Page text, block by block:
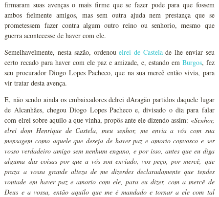
firmaram suas avenças o mais firme que se fazer pode para que fossem
ambos fielmente amigos, mas sem outra ajuda nem prestança que se
prometessem fazer contra algum outro reino ou senhorio, mesmo que
guerra acontecesse de haver com ele.
Semelhavelmente, nesta sazão, ordenouelrei de Castelade lhe enviar seu
certo recado para haver com ele paz e amizade, e, estando em Burgos, fez
seu procurador Diogo Lopes Pacheco, que na sua mercê então vivia, para
vir tratar desta avença.
E, não sendo ainda os embaixadores delrei dAragão partidos daquele lugar
de Alcanhães, chegou Diogo Lopes Pacheco e, divisado o dia para falar
com elrei sobre aquilo a que vinha, propôs ante ele dizendo assim: «Senhor,
elrei dom Henrique de Castela, meu senhor, me envia a vós com sua
mensagem como aquele que deseja de haver paz e amorio convosco e ser
vosso verdadeiro amigo sem nenhum engano, e por isso, antes que eu diga
alguma das coisas por que a vós sou enviado, vos peço, por mercê, que
praza a vossa grande alteza de me dizerdes declaradamente que tendes
vontade em haver paz e amorio com ele, para eu dizer, com a mercê de
Deus e a vossa, então aquilo que me é mandado e tornar a ele com tal